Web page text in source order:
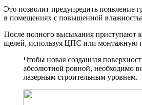
Это позволит предупредить появление
в помещениях с повышенной
После полного высыхания приступают
щелей, используя ЦПС или монтажную
Чтобы новая созданная
абсолютной ровной, необходимо
лазерным строительным уровнем.